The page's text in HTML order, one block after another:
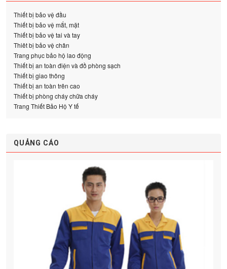
Thiết bị bảo vệ đầu
Thiết bị bảo vệ mắt, mặt
Thiết bị bảo vệ tai và tay
Thiêt bị bảo vệ chân
Trang phục bảo hộ lao động
Thiết bị an toàn điện và đồ phòng sạch
Thiết bị giao thông
Thiết bị an toàn trên cao
Thiết bị phòng cháy chữa cháy
Trang Thiết Bảo Hộ Y tế
QUẢNG CÁO